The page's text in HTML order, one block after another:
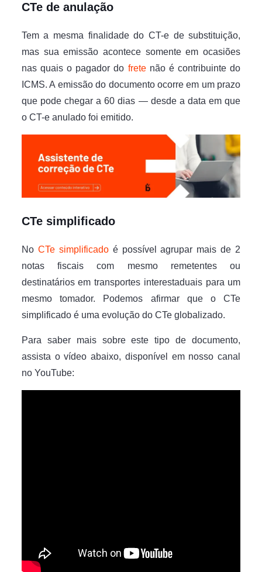
CTe de anulação
Tem a mesma finalidade do CT-e de substituição,
mas sua emissão acontece somente em ocasiões
nas quais o pagador do fretenão é contribuinte do
ICMS. A emissão do documento ocorre em um prazo
que pode chegar a 60 dias — desde a data em que
o CT-e anulado foi emitido.
CTe simplificado
NoCTe simplificadoé possível agrupar mais de 2
notas fiscais com mesmo remetentes ou
destinatários em transportes interestaduais para um
mesmo tomador. Podemos afirmar que o CTe
simplificado é uma evolução do CTe globalizado.
Para saber mais sobre este tipo de documento,
assista o vídeo abaixo, disponível em nosso canal
no YouTube: